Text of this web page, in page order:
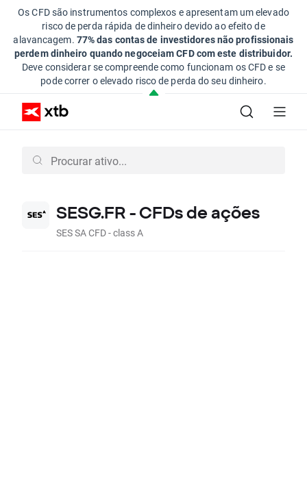
Os CFD são instrumentos complexos e apresentam um elevado
risco de perda rápida de dinheiro devido ao efeito de
alavancagem. 77% das contas de investidores não profissionais
perdem dinheiro quando negoceiam CFD com este distribuidor.
Deve considerar se compreende como funcionam os CFD e se
pode correr o elevado risco de perda do seu dinheiro.
SESG.FR - CFDs de ações
SES SA CFD - class A